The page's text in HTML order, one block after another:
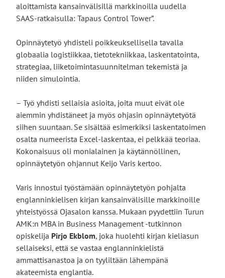
aloittamista kansainvälisillä markkinoilla uudella
SAAS-ratkaisulla: Tapaus Control Tower”.
Opinnäytetyö yhdisteli poikkeuksellisella tavalla
globaalia logistiikkaa, tietotekniikkaa, laskentatointa,
strategiaa, liiketoimintasuunnitelman tekemistä ja
niiden simulointia.
– Työ yhdisti sellaisia asioita, joita muut eivät ole
aiemmin yhdistäneet ja myös ohjasin opinnäytetyötä
siihen suuntaan. Se sisältää esimerkiksi laskentatoimen
osalta numeerista Excel-laskentaa, ei pelkkää teoriaa.
Kokonaisuus oli monialainen ja käytännöllinen,
opinnäytetyön ohjannut Keijo Varis kertoo.
Varis innostui työstämään opinnäytetyön pohjalta
englanninkielisen kirjan kansainvälisille markkinoille
yhteistyössä Ojasalon kanssa. Mukaan pyydettiin Turun
AMK:n MBA in Business Management -tutkinnon
opiskelija Pirjo Ekblom, joka huolehti kirjan kieliasun
sellaiseksi, että se vastaa englanninkielistä
ammattisanastoa ja on tyyliltään lähempänä
akateemista englantia.